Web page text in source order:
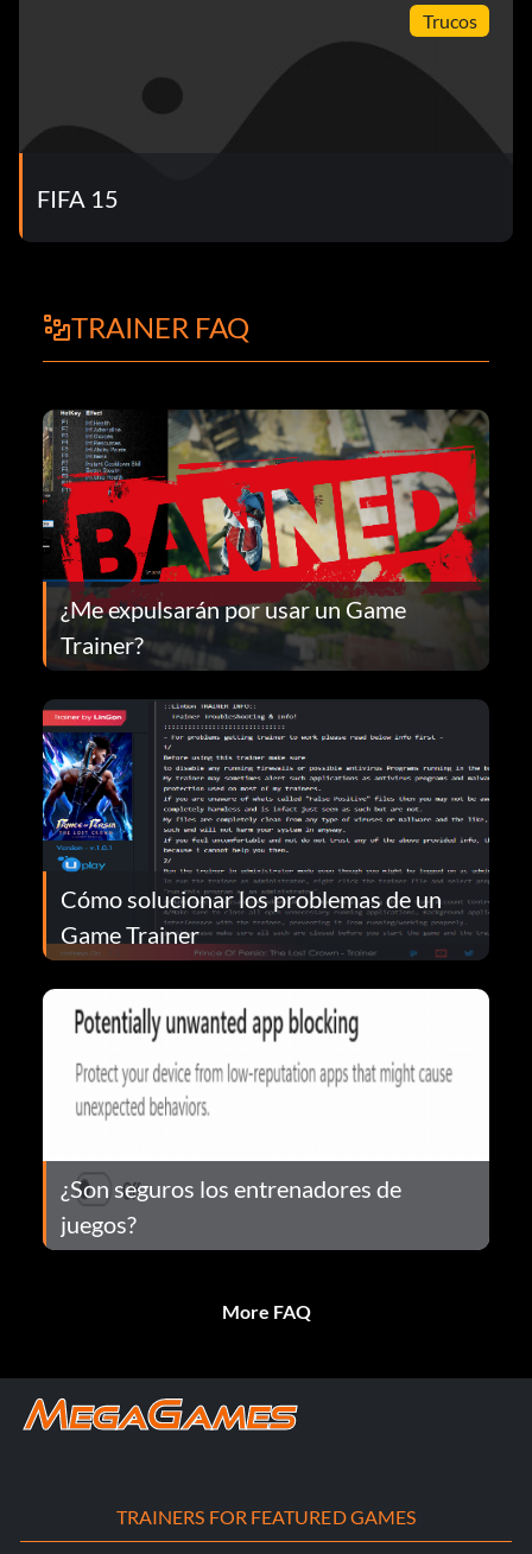
Trucos
FIFA 15
TRAINER FAQ
¿Me expulsarán por usar un Game
Trainer?
Cómo solucionar los problemas de un
Game Trainer
¿Son seguros los entrenadores de
juegos?
More FAQ
TRAINERS FOR FEATURED GAMES